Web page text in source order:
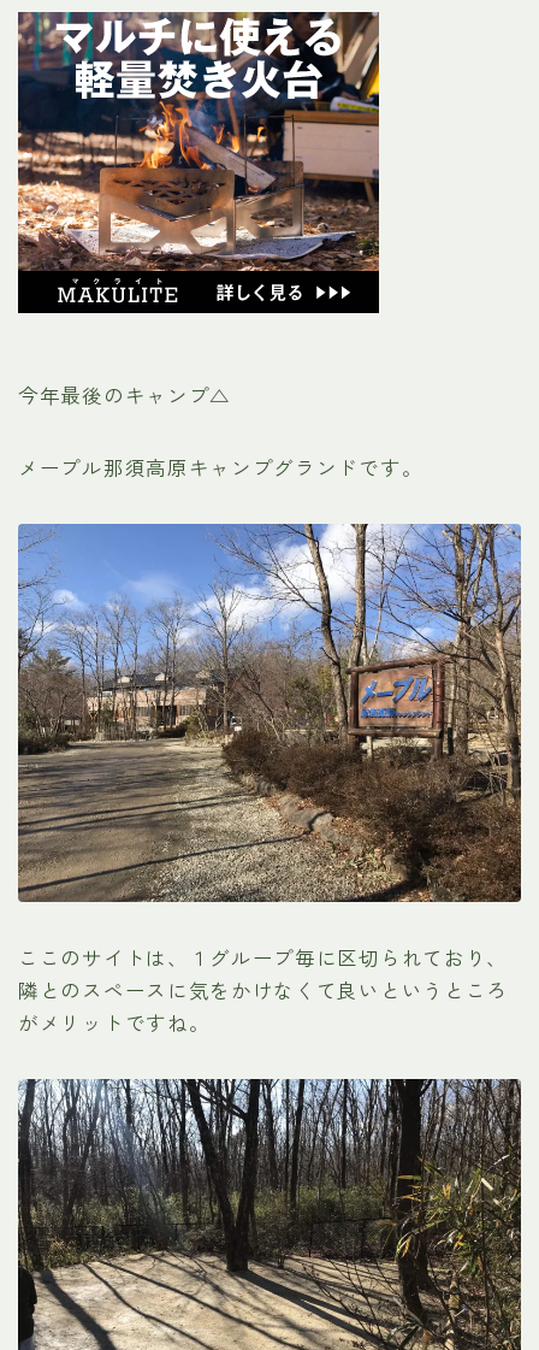
今年最後のキャンプ△
メープル那須高原キャンプグランドです。
ここのサイトは、１グループ毎に区切られており、
隣とのスペースに気をかけなくて良いというところ
がメリットですね。